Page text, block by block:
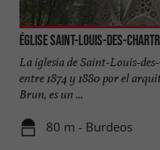
Église Saint-Louis-des-
La iglesia de Saint-Louis-
entre 1874 y 1880 por el
Brun, es un ...
80 m - Burdeos